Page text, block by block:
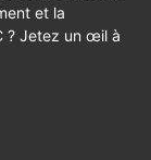
et la
? Jetez un œil à